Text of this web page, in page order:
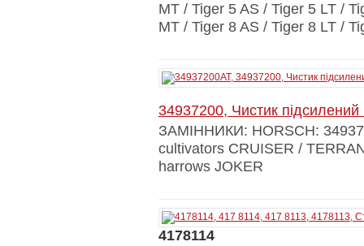
MT / Tiger 5 AS / Tiger 5 LT /
MT / Tiger 8 AS / Tiger 8 LT /
34937200, Чистик
ЗАМІННИКИ: HORSCH:
cultivators CRUISER /
harrows JOKER
4178114